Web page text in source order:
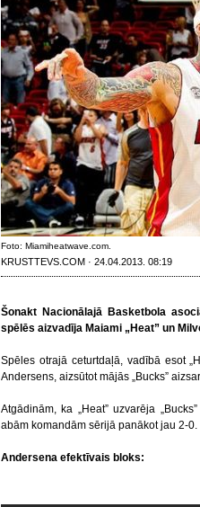
Foto: Miamiheatwave.com.
KRUSTTEVS.COM · 24.04.2013. 08:19
Šonakt Nacionālajā Basketbola
spēlēs aizvadīja Maiami „Heat” un
Spēles otrajā ceturtdaļā, vadībā esot
Andersens, aizsūtot mājās „Bucks”
Atgādinām, ka „Heat” uzvarēja
abām komandām sērijā panākot jau 2-0.
Andersena efektīvais bloks: